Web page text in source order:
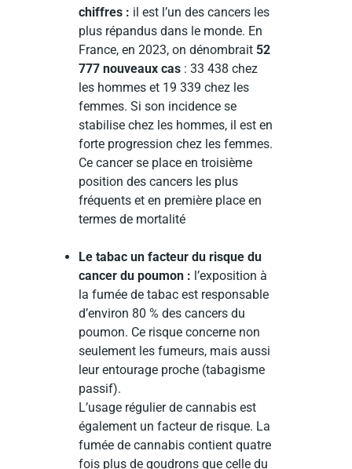
chiffres : il est l’un des cancers les
plus répandus dans le monde. En
France, en 2023, on dénombrait 52
777 nouveaux cas : 33 438 chez
les hommes et 19 339 chez les
femmes. Si son incidence se
stabilise chez les hommes, il est en
forte progression chez les femmes.
Ce cancer se place en troisième
position des cancers les plus
fréquents et en première place en
termes de mortalité
Le tabac un facteur du risque du
cancer du poumon : l’exposition à
la fumée de tabac est responsable
d’environ 80 % des cancers du
poumon. Ce risque concerne non
seulement les fumeurs, mais aussi
leur entourage proche (tabagisme
passif).
L’usage régulier de cannabis est
également un facteur de risque. La
fumée de cannabis contient quatre
fois plus de goudrons que celle du